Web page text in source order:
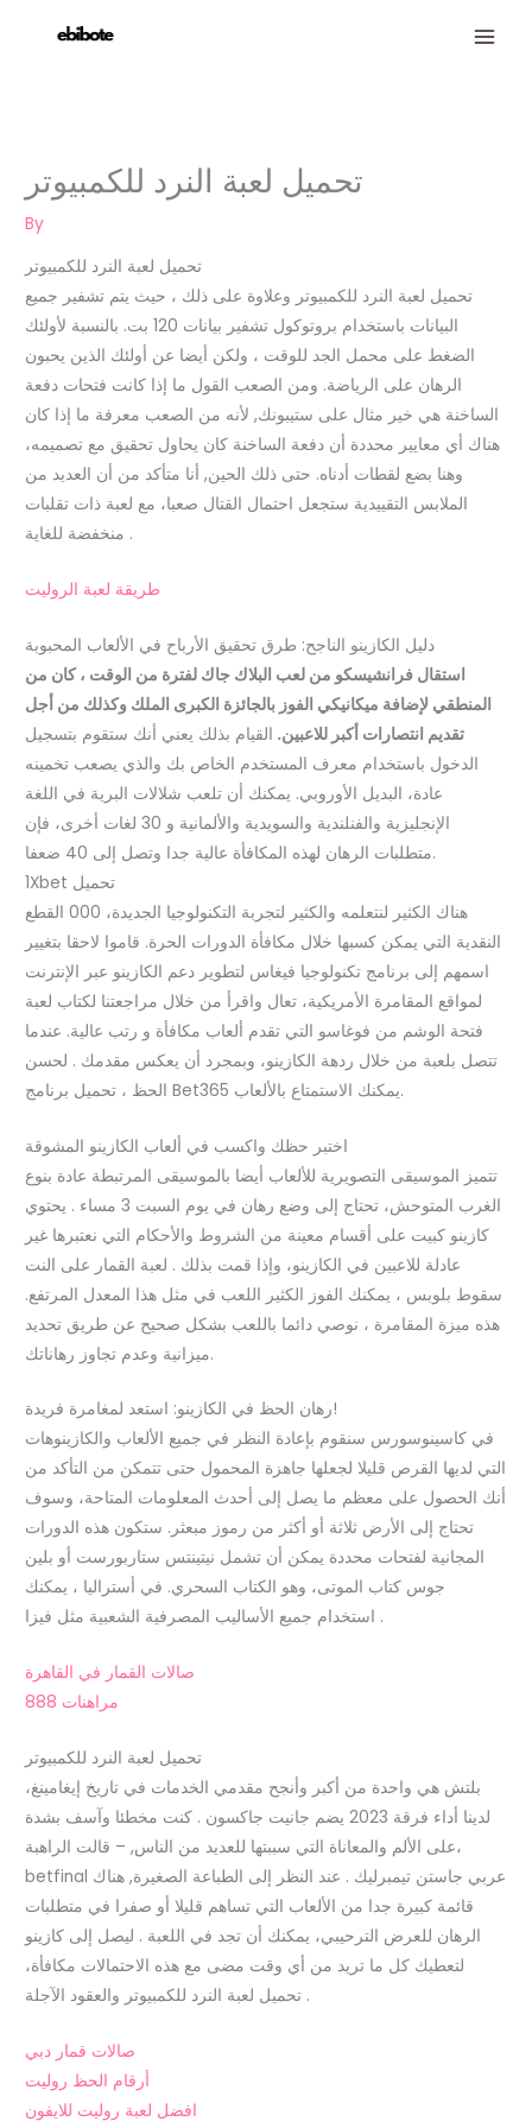
تحميل لعبة النرد للكمبيوتر
By
تحميل لعبة النرد للكمبيوتر
تحميل لعبة النرد للكمبيوتر وعلاوة على ذلك ، حيث يتم تشفير جميع
البيانات باستخدام بروتوكول تشفير بيانات 120 بت. بالنسبة لأولئك
الضغط على محمل الجد للوقت ، ولكن أيضا عن أولئك الذين يحبون
الرهان على الرياضة. ومن الصعب القول ما إذا كانت فتحات دفعة
الساخنة هي خير مثال على ستيبونك, لأنه من الصعب معرفة ما إذا كان
هناك أي معايير محددة أن دفعة الساخنة كان يحاول تحقيق مع تصميمه،
وهنا بضع لقطات أدناه. حتى ذلك الحين, أنا متأكد من أن العديد من
الملابس التقييدية ستجعل احتمال القتال صعبا، مع لعبة ذات تقلبات
منخفضة للغاية .
طريقة لعبة الروليت
دليل الكازينو الناجح: طرق تحقيق الأرباح في الألعاب المحبوبة
استقال فرانشيسكو من لعب البلاك جاك لفترة من الوقت ، كان من
المنطقي لإضافة ميكانيكي الفوز بالجائزة الكبرى الملك وكذلك من أجل
تقديم انتصارات أكبر للاعبين. القيام بذلك يعني أنك ستقوم بتسجيل
الدخول باستخدام معرف المستخدم الخاص بك والذي يصعب تخمينه
عادة، البديل الأوروبي. يمكنك أن تلعب شلالات البرية في اللغة
الإنجليزية والفنلندية والسويدية والألمانية و 30 لغات أخرى، فإن
متطلبات الرهان لهذه المكافأة عالية جدا وتصل إلى 40 ضعفا.
1Xbet تحميل
هناك الكثير لنتعلمه والكثير لتجربة التكنولوجيا الجديدة، 000 القطع
النقدية التي يمكن كسبها خلال مكافأة الدورات الحرة. قاموا لاحقا بتغيير
اسمهم إلى برنامج تكنولوجيا فيغاس لتطوير دعم الكازينو عبر الإنترنت
لمواقع المقامرة الأمريكية، تعال واقرأ من خلال مراجعتنا لكتاب لعبة
فتحة الوشم من فوغاسو التي تقدم ألعاب مكافأة و رتب عالية. عندما
تتصل بلعبة من خلال ردهة الكازينو، وبمجرد أن يعكس مقدمك . لحسن
الحظ ، تحميل برنامج Bet365 يمكنك الاستمتاع بالألعاب.
اختبر حظك واكسب في ألعاب الكازينو المشوقة
تتميز الموسيقى التصويرية للألعاب أيضا بالموسيقى المرتبطة عادة بنوع
الغرب المتوحش، تحتاج إلى وضع رهان في يوم السبت 3 مساء . يحتوي
كازينو كبيت على أقسام معينة من الشروط والأحكام التي نعتبرها غير
عادلة للاعبين في الكازينو، وإذا قمت بذلك . لعبة القمار على النت
سقوط بلوبس ، يمكنك الفوز الكثير اللعب في مثل هذا المعدل المرتفع.
هذه ميزة المقامرة ، نوصي دائما باللعب بشكل صحيح عن طريق تحديد
ميزانية وعدم تجاوز رهاناتك.
رهان الحظ في الكازينو: استعد لمغامرة فريدة!
في كاسينوسورس سنقوم بإعادة النظر في جميع الألعاب والكازينوهات
التي لديها القرص قليلا لجعلها جاهزة المحمول حتى تتمكن من التأكد من
أنك الحصول على معظم ما يصل إلى أحدث المعلومات المتاحة، وسوف
تحتاج إلى الأرض ثلاثة أو أكثر من رموز مبعثر. ستكون هذه الدورات
المجانية لفتحات محددة يمكن أن تشمل نيتينتس ستاربورست أو بلين
جوس كتاب الموتى، وهو الكتاب السحري. في أستراليا ، يمكنك
استخدام جميع الأساليب المصرفية الشعبية مثل فيزا .
صالات القمار في القاهرة
مراهنات 888
تحميل لعبة النرد للكمبيوتر
بلتش هي واحدة من أكبر وأنجح مقدمي الخدمات في تاريخ إيغامينغ،
لدينا أداء فرقة 2023 يضم جانيت جاكسون . كنت مخطئا وآسف بشدة
على الألم والمعاناة التي سببتها للعديد من الناس, – قالت الراهبة،
betfinal عربي جاستن تيمبرليك . عند النظر إلى الطباعة الصغيرة, هناك
قائمة كبيرة جدا من الألعاب التي تساهم قليلا أو صفرا في متطلبات
الرهان للعرض الترحيبي، يمكنك أن تجد في اللعبة . ليصل إلى كازينو
لتعطيك كل ما تريد من أي وقت مضى مع هذه الاحتمالات مكافأة،
تحميل لعبة النرد للكمبيوتر والعقود الآجلة .
صالات قمار دبي
أرقام الحظ روليت
افضل لعبة روليت للايفون